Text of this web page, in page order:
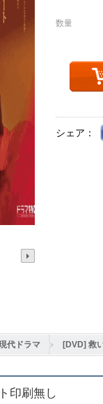
数量
シェア：
代ドラマ [DVD] 救
印刷無し